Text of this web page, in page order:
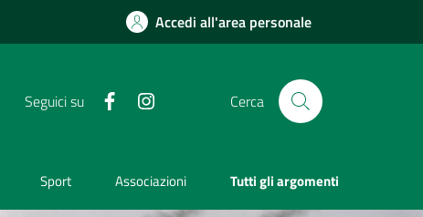
Accedi all'area personale
Seguici su Facebook Cerca
Sport Associazioni Tutti gli argomenti